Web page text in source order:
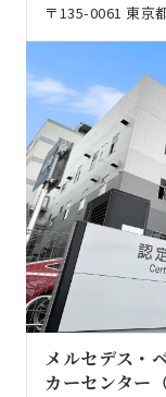
〒135-0061 東京
メルセデス・
カーセンター